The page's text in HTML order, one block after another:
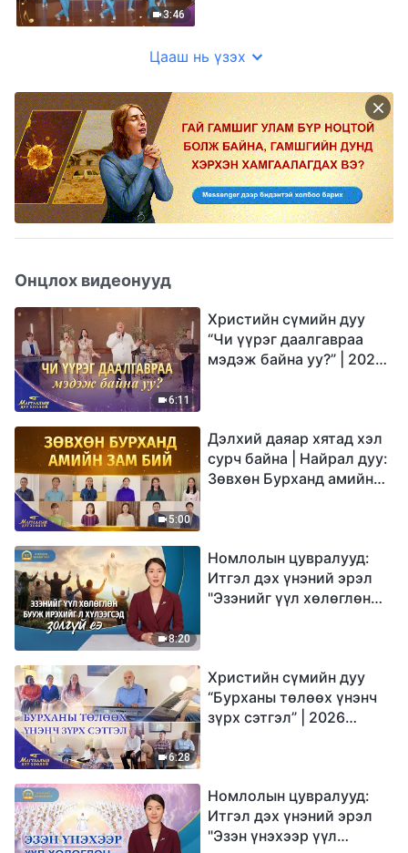
3:46
Цааш нь үзэх
Онцлох видеонууд
6:11
Христийн сүмийн дуу
“Чи үүрэг даалгавраа
мэдэж байна уу?” | 2026
5:00
Дэлхий даяар хятад хэл
сурч байна | Найрал дуу:
Зөвхөн Бурханд амийн
8:20
Номлолын цувралууд:
Итгэл дэх үнэний эрэл
"Эзэнийг үүл хөлөглөн
6:28
Христийн сүмийн дуу
“Бурханы төлөөх үнэнч
зүрх сэтгэл” | 2026
Номлолын цувралууд:
Итгэл дэх үнэний эрэл
"Эзэн үнэхээр үүл